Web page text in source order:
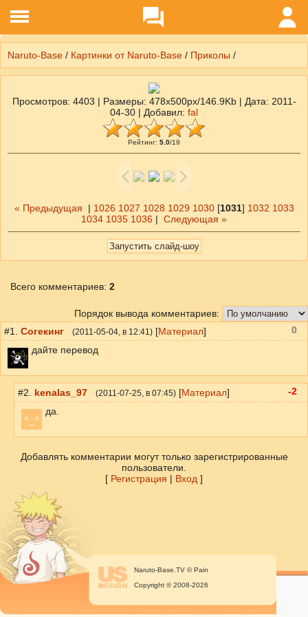
Naruto-Base / Картинки от Naruto-Base / Приколы /
Просмотров: 4403 | Размеры: 478x500px/146.9Kb | Дата: 2011-
04-30 | Добавил: fal
Рейтинг: 5.0/19
« Предыдущая | 1026 1027 1028 1029 1030[1031] 1032 1033
1034 1035 1036 | Следующая »
Всего комментариев: 2
Порядок вывода комментариев:
#1. Согекинг (2011-05-04 , в 12:41) [Материал]
дайте перевод
0
#2. kenalas_97 (2011-07-25 , в 07:45) [Материал]
^_^
да.
-2
Добавлять комментарии могут только зарегистрированные
пользователи.
[ Регистрация | Вход ]
Naruto-Base.TV © Pain
Copyright © 2008-2026